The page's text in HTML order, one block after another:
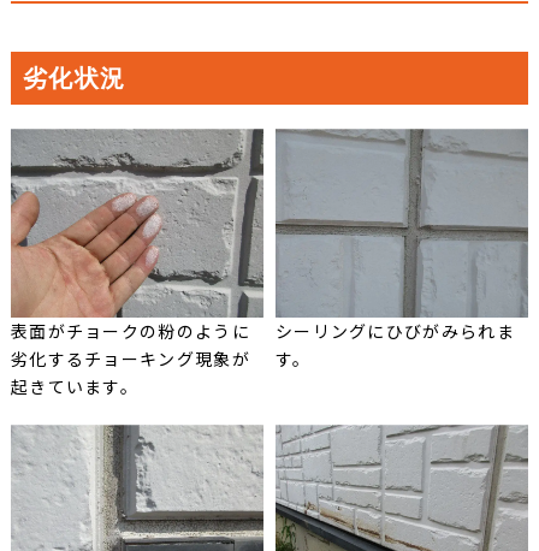
劣化状況
表面がチョークの粉のように
劣化するチョーキング現象が
起きています。
シーリングにひびがみられま
す。